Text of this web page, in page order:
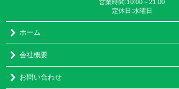
営業時間:10:00～21:00
定休日:水曜日
ホーム
会社概要
お問い合わせ